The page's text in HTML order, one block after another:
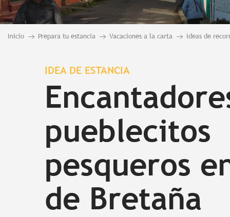
Inicio Prepara tu estancia Vacaciones a la carta Ideas de
IDEA DE ESTANCIA
pueblecitos
pesqueros
de Bretaña